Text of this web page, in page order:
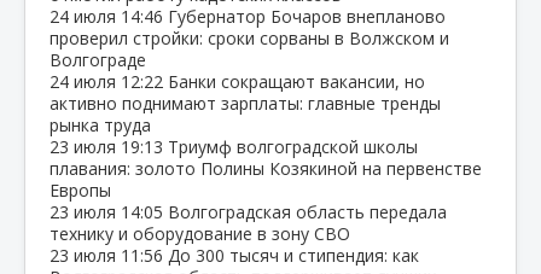
24 июля 14:46 Губернатор Бочаров внепланово
проверил стройки: сроки сорваны в Волжском и
Волгограде
24 июля 12:22 Банки сокращают вакансии, но
активно поднимают зарплаты: главные тренды
рынка труда
23 июля 19:13 Триумф волгоградской школы
плавания: золото Полины Козякиной на первенстве
Европы
23 июля 14:05 Волгоградская область передала
технику и оборудование в зону СВО
23 июля 11:56 До 300 тысяч и стипендия: как